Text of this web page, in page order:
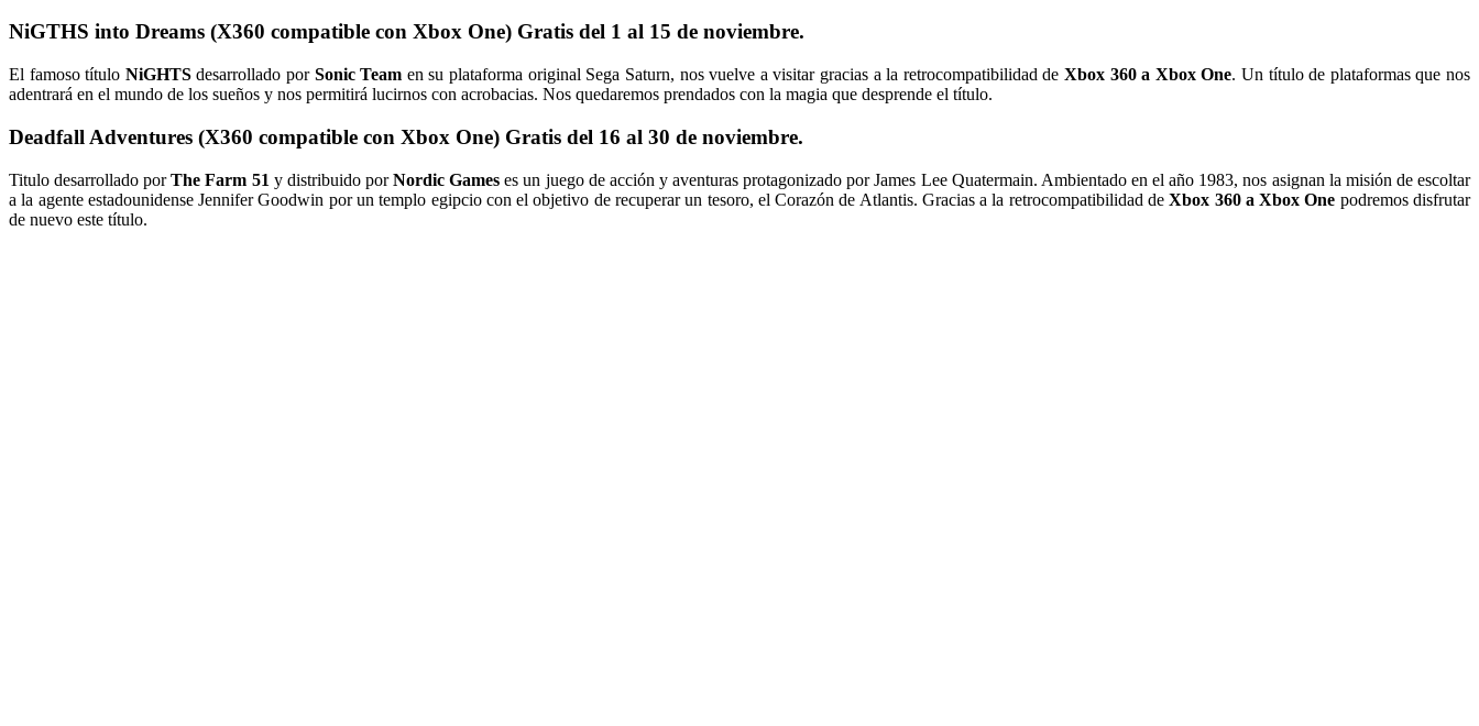
NiGTHS into Dreams (X360 compatible con Xbox One) Gratis del 1 al 15 de noviembre.
El famoso título NiGHTSdesarrollado por Sonic Team en su plataforma original Sega Saturn, nos vuelve a visitar gracias a la retrocompatibilidad de Xbox 360 a Xbox One. Un título de plataformas que nos
adentrará en el mundo de los sueños y nos permitirá lucirnos con acrobacias. Nos quedaremos prendados con la magia que desprende el título.
Deadfall Adventures (X360 compatible con Xbox One) Gratis del 16 al 30 de noviembre.
Titulo desarrollado porThe Farm 51 y distribuido porNordic Games es un juego de acción y aventuras protagonizado por James Lee Quatermain. Ambientado en el año 1983, nos asignan la misión de escoltar
a la agente estadounidense Jennifer Goodwin por un templo egipcio con el objetivo de recuperar un tesoro, el Corazón de Atlantis. Gracias a la retrocompatibilidad deXbox 360 a Xbox One podremos disfrutar
de nuevo este título.